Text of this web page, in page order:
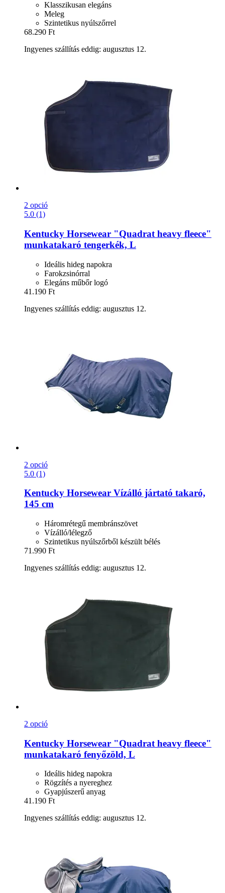
Klasszikusan elegáns
Meleg
Szintetikus nyúlszőrrel
68.290 Ft
Ingyenes szállítás eddig: augusztus 12.
2 opció
5.0 (1)
Kentucky Horsewear "Quadrat heavy fleece"
munkatakaró tengerkék, L
Ideális hideg napokra
Farokzsinórral
Elegáns műbőr logó
41.190 Ft
Ingyenes szállítás eddig: augusztus 12.
2 opció
5.0 (1)
Kentucky Horsewear Vízálló jártató takaró,
145 cm
Háromrétegű membránszövet
Vízálló/lélegző
Szintetikus nyúlszőrből készült bélés
71.990 Ft
Ingyenes szállítás eddig: augusztus 12.
2 opció
Kentucky Horsewear "Quadrat heavy fleece"
munkatakaró fenyőzöld, L
Ideális hideg napokra
Rögzítés a nyereghez
Gyapjúszerű anyag
41.190 Ft
Ingyenes szállítás eddig: augusztus 12.